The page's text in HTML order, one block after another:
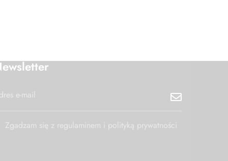
Zgadzam się z regulaminem i polityką prywatności